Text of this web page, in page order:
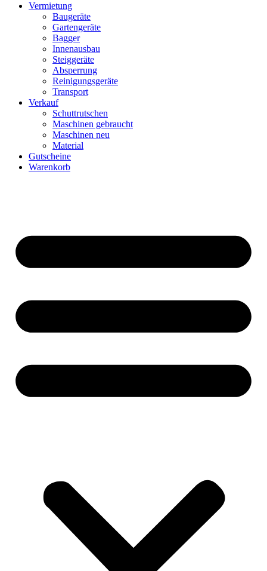
Vermietung
Baugeräte
Gartengeräte
Bagger
Innenausbau
Steiggeräte
Absperrung
Reinigungsgeräte
Transport
Verkauf
Schuttrutschen
Maschinen gebraucht
Maschinen neu
Material
Gutscheine
Warenkorb